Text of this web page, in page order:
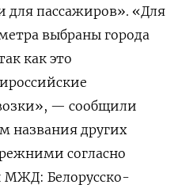
пассажиров». «Для
выбраны города
как это
— сообщили
названия других
согласно
МЖД: Белорусско-